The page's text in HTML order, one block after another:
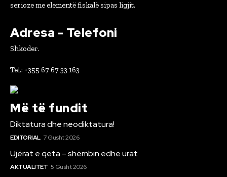
serioze me elementë fiskalë sipas ligjit.
Adresa - Telefoni
Shkoder.
Tel.: +355 67 67 33 163
Më të fundit
Diktatura dhe neodiktatura!
EDITORIAL 7 Gusht 2026
Ujërat e qeta – shëmbin edhe urat
AKTUALITET 5 Gusht 2026